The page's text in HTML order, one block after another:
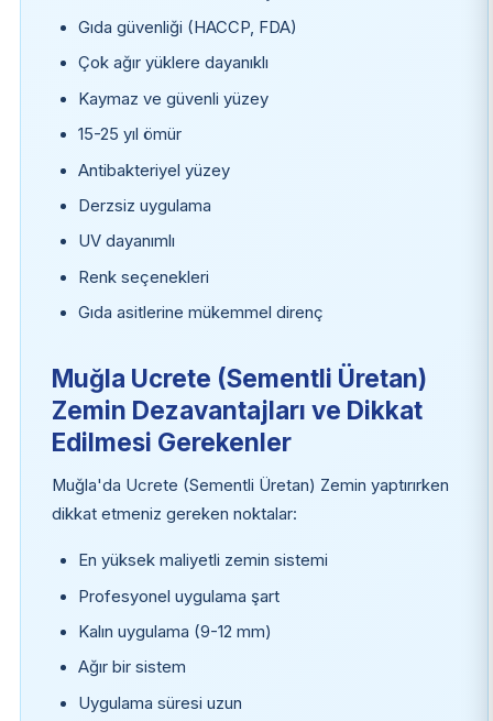
Gıda güvenliği (HACCP, FDA)
Çok ağır yüklere dayanıklı
Kaymaz ve güvenli yüzey
15-25 yıl ömür
Antibakteriyel yüzey
Derzsiz uygulama
UV dayanımlı
Renk seçenekleri
Gıda asitlerine mükemmel direnç
Muğla Ucrete (Sementli Üretan)
Zemin Dezavantajları ve Dikkat
Edilmesi Gerekenler
Muğla'da Ucrete (Sementli Üretan) Zemin yaptırırken
dikkat etmeniz gereken noktalar:
En yüksek maliyetli zemin sistemi
Profesyonel uygulama şart
Kalın uygulama (9-12 mm)
Ağır bir sistem
Uygulama süresi uzun